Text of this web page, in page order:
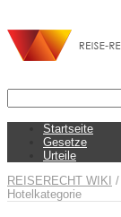
Startseite
Gesetze
Urteile
REISERECHT WIKI /
Hotelkategorie